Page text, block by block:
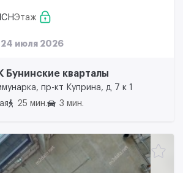
Этаж
24 июля 2026
кварталы
пр-кт Куприна, д 7 к 1
25 мин. 3 мин.